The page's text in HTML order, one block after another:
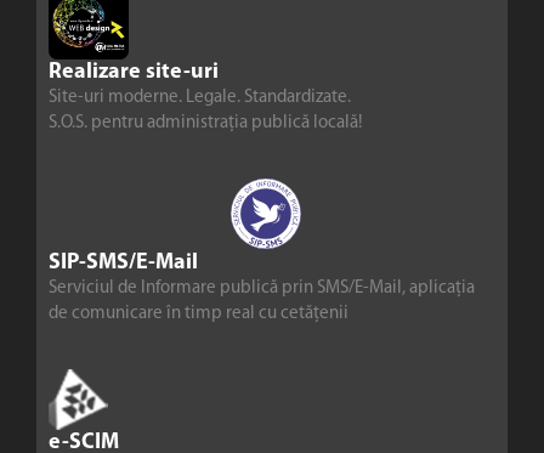
Realizare site-uri
Site-uri moderne. Legale. Standardizate.
S.O.S. pentru administrația publică locală!
SIP-SMS/E-Mail
Serviciul de Informare publică prin SMS/E-Mail, aplicația
de comunicare în timp real cu cetățenii
e-SCIM